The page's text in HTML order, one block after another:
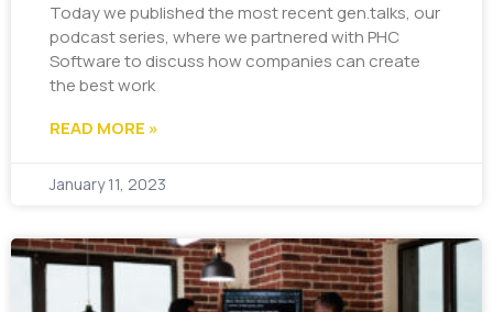
Today we published the most recent gen.talks, our
podcast series, where we partnered with PHC
Software to discuss how companies can create
the best work
READ MORE »
January 11, 2023